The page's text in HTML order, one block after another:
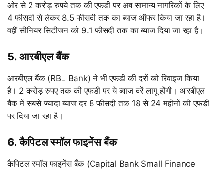
ओर से 2 करोड़ रुपये तक की एफडी पर अब सामान्य नागरिकों के लिए
4 फीसदी से लेकर 8.5 फीसदी तक का ब्याज ऑफर किया जा रहा है।
वहीं सीनियर सिटीजन को 9.1 फीसदी तक का ब्याज दिया जा रहा है।
5. आरबीएल बैंक
आरबीएल बैंक (RBL Bank) ने भी एफडी की दरों को रिवाइज किया
है। 2 करोड़ रुपए तक की एफडी पर ये ब्याज दरें लागू होंगी। आरबीएल
बैंक में सबसे ज्यादा ब्याज दर 8 फीसदी तक 18 से 24 महीनों की एफडी
पर दिया जा रहा है।
6. कैपिटल स्मॉल फाइनेंस बैंक
कैपिटल स्मॉल फाइनेंस बैंक (Capital Bank Small Finance